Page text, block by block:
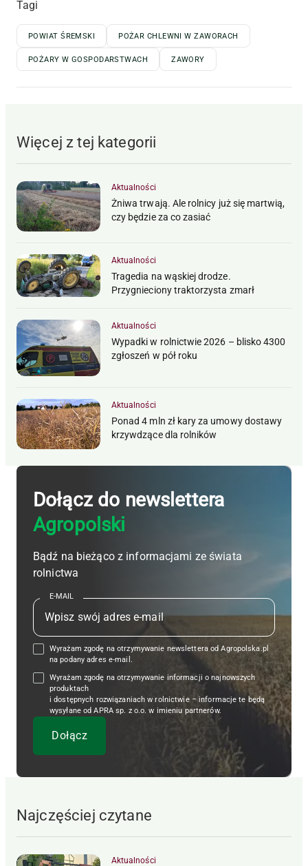
Tagi
POWIAT ŚREMSKI POŻAR CHLEWNI W ZAWORACH
POŻARY W GOSPODARSTWACH ZAWORY
Więcej z tej kategorii
Aktualności
Żniwa trwają. Ale rolnicy już się martwią,
czy będzie za co zasiać
Aktualności
Tragedia na wąskiej drodze.
Przygnieciony traktorzysta zmarł
Aktualności
Wypadki w rolnictwie 2026 – blisko 4300
zgłoszeń w pół roku
Aktualności
Ponad 4 mln zł kary za umowy dostawy
krzywdzące dla rolników
Dołącz do newslettera
Agropolski
Bądź na bieżąco z informacjami ze świata
rolnictwa
E-MAIL
Wyrażam zgodę na otrzymywanie newslettera od Agropolska.pl
na podany adres e-mail.
Wyrażam zgodę na otrzymywanie informacji o najnowszych
produktach
i dostępnych rozwiązaniach w rolnictwie – informacje te będą
wysyłane od APRA sp. z o.o. w imieniu partnerów.
Najczęściej czytane
Aktualności